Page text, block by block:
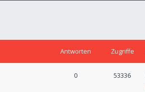
Antworten Zugriffe
0 53336